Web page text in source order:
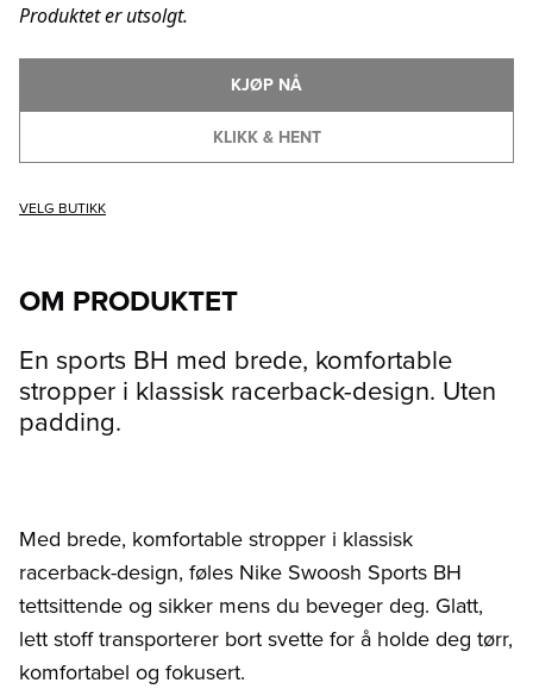
Produktet er utsolgt.
KLIKK & HENT
KJØP NÅ
VELG BUTIKK
OM PRODUKTET
En sports BH med brede, komfortable
stropper i klassisk racerback-design. Uten
padding.
Med brede, komfortable stropper i klassisk
racerback-design, føles Nike Swoosh Sports BH
tettsittende og sikker mens du beveger deg. Glatt,
lett stoff transporterer bort svette for å holde deg tørr,
komfortabel og fokusert.